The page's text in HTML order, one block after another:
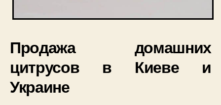
Продажа домашних
цитрусов в Киеве и
Украине